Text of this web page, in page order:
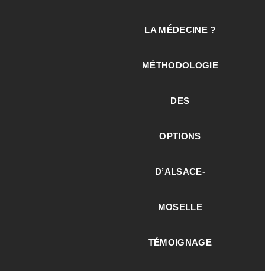
LA MÉDECINE ?
MÉTHODOLOGIE
DES
OPTIONS
D’ALSACE-
MOSELLE
TÉMOIGNAGE